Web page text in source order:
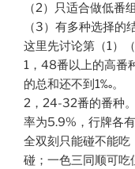
（2）只适合做低番
（3）有多种选择的
这里先讨论第（1）
1，48番以上的高番
的总和还不到1‰。
2，24-32番的番种
率为5.9%，行牌各有
全双刻只能碰不能吃
碰；一色三同顺可吃